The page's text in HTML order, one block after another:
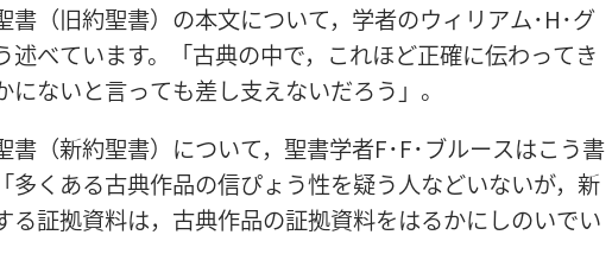
書（旧約聖書）の本文について， 学者のウィリアム･H･グ
述べています。「古典の中で，これほど正確に伝わってき
にないと言っても差し支えないだろう」。
書（新約聖書）について， 聖書学者F･F･ブルースはこう書
多くある古典作品の信ぴょう性を疑う人などいないが， 新
る証拠資料は， 古典作品の証拠資料をはるかにしのいでい